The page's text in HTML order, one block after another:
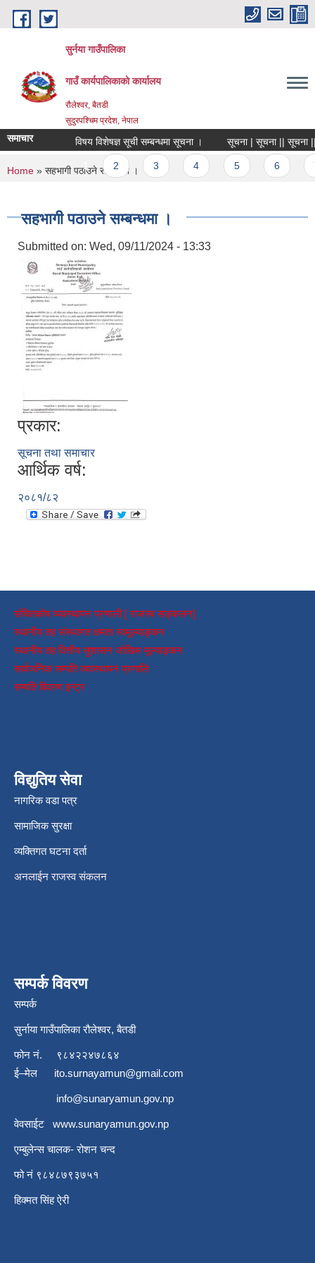
Skip to main content
सुर्नया गाउँपालिका
गाउँ कार्यपालिकाकाे कार्यालय
रौलेश्वर, बैतडी
सुदुरपश्चिम प्रदेश, नेपाल
समाचार विषय विशेषज्ञ सूची सम्बन्धमा सूचना । सूचना | सूचना || सूचना
Pages
1 2 3 4 5 6
You are here
Home » सहभागी पठाउने सम्बन्धमा ।
सहभागी पठाउने सम्बन्धमा ।
Submitted on: Wed, 09/11/2024 - 13:33
प्रकार:
सूचना तथा समाचार
आर्थिक वर्ष:
२०८१/८२
संचितकोष व्यवस्थापन प्रणाली [ राजस्व सङ्कलन]
स्थानीय तह संस्थागत क्षमता स्वमूल्याङ्कन
स्थानीय तह वित्तीय सुशासन जोखिम मूल्याङ्कन
सार्वजनिक सम्पति व्यवस्थापन प्रणालि
सम्पति विवरण इन्ट्र
विद्युतिय सेवा
नागरिक वडा पत्र
सामाजिक सुरक्षा
व्यक्तिगत घटना दर्ता
अनलाईन राजस्व संकलन
सम्पर्क विवरण
सम्पर्क
सुर्नाया गाउँपालिका रौलेश्वर, बैतडी
फोन नं.
९८४२२४७८६४
ई–मेल ito.surnayamun@gmail.com
info@sunaryamun.gov.np
वेवसाईट www.sunaryamun.gov.np
एम्बुलेन्स चालक- रोशन चन्द
फो नं ९८४८७९३७५१
हिक्मत सिंह ऐरी